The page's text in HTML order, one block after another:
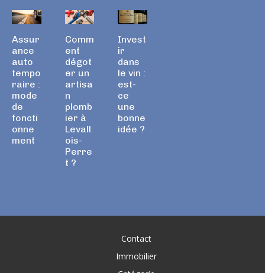
Assur
ance
auto
tempo
raire :
mode
de
foncti
onne
ment
Comm
ent
dégot
er un
artisa
n
plomb
ier à
Levall
ois-
Perre
t ?
Invest
ir
dans
le vin :
est-
ce
une
bonne
idée ?
Contact
Immobilier